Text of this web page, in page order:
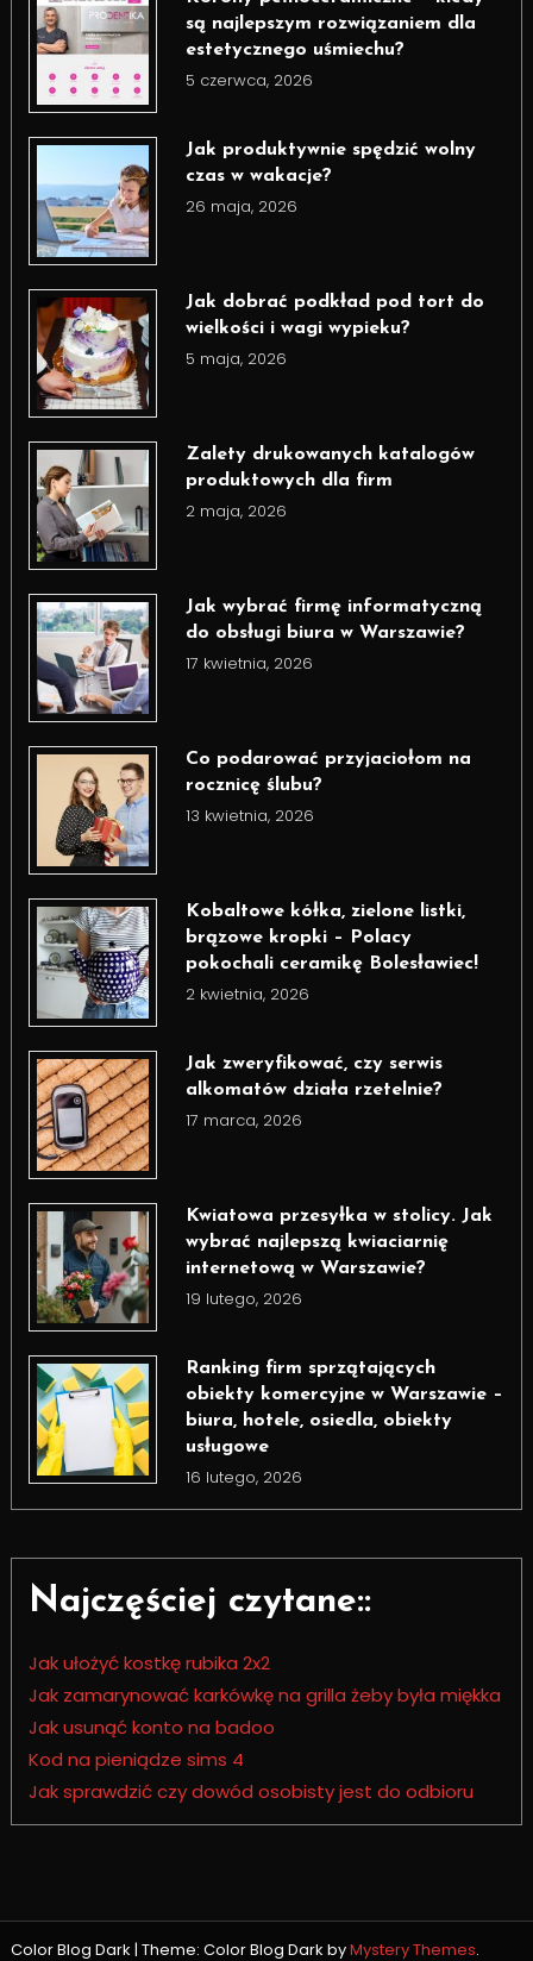
są najlepszym rozwiązaniem dla
estetycznego uśmiechu?
5 czerwca, 2026
Jak produktywnie spędzić wolny
czas w wakacje?
26 maja, 2026
Jak dobrać podkład pod tort do
wielkości i wagi wypieku?
5 maja, 2026
Zalety drukowanych katalogów
produktowych dla firm
2 maja, 2026
Jak wybrać firmę informatyczną
do obsługi biura w Warszawie?
17 kwietnia, 2026
Co podarować przyjaciołom na
rocznicę ślubu?
13 kwietnia, 2026
Kobaltowe kółka, zielone listki,
brązowe kropki – Polacy
pokochali ceramikę Bolesławiec!
2 kwietnia, 2026
Jak zweryfikować, czy serwis
alkomatów działa rzetelnie?
17 marca, 2026
Kwiatowa przesyłka w stolicy. Jak
wybrać najlepszą kwiaciarnię
internetową w Warszawie?
19 lutego, 2026
Ranking firm sprzątających
obiekty komercyjne w Warszawie –
biura, hotele, osiedla, obiekty
usługowe
16 lutego, 2026
Najczęściej czytane::
Jak ułożyć kostkę rubika 2x2
Jak zamarynować karkówkę na grilla żeby była miękka
Jak usunąć konto na badoo
Kod na pieniądze sims 4
Jak sprawdzić czy dowód osobisty jest do odbioru
Color Blog Dark | Theme: Color Blog Dark byMystery Themes.